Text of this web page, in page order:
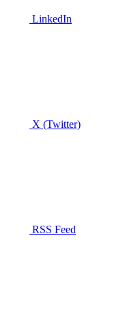
LinkedIn
X (Twitter)
RSS Feed